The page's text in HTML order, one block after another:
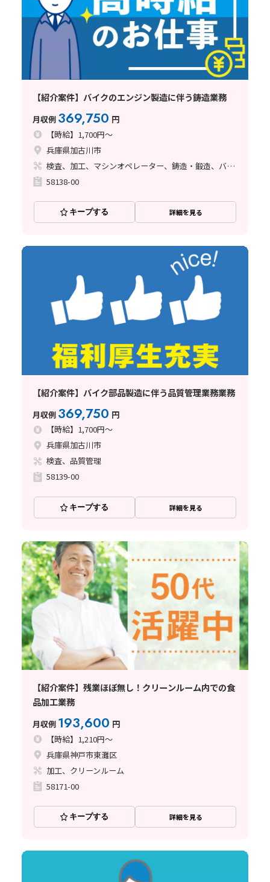
【紹介案件】バイクのエンジン製造に伴う鋳造業務
月収例 369,750 円
【時給】1,700円～
兵庫県加古川市
検査、加工、マシンオペレーター、鋳造・鍛造、バリ取り
58138-00
キープする 詳細を見る
【紹介案件】バイク部品製造に伴う品質管理業務業務
月収例 369,750 円
【時給】1,700円～
兵庫県加古川市
検査、品質管理
58139-00
キープする 詳細を見る
【紹介案件】残業ほぼ無し！クリーンルーム内での食
品加工業務
月収例 193,600 円
【時給】1,210円～
兵庫県神戸市東灘区
加工、クリーンルーム
58171-00
キープする 詳細を見る